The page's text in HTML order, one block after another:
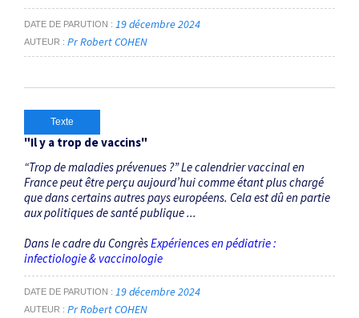
DATE DE PARUTION 19 décembre 2024
AUTEUR Pr Robert COHEN
Texte
"Il y a trop de vaccins"
“Trop de maladies prévenues ?” Le calendrier vaccinal en
France peut être perçu aujourd’hui comme étant plus chargé
que dans certains autres pays européens. Cela est dû en partie
aux politiques de santé publique ...
Dans le cadre du CongrèsExpériences en pédiatrie :
infectiologie & vaccinologie
DATE DE PARUTION 19 décembre 2024
AUTEUR Pr Robert COHEN